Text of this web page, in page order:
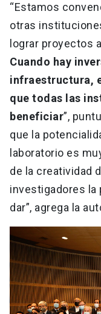
“Estamos
otras
lograr proyectos
Cuando hay
infraestructura,
que todas las
beneficiar”,
que la
laboratorio es
de la creatividad
investigadores la
dar”, agrega la